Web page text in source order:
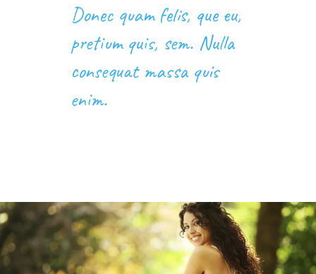
Donec quam felis, que eu,
pretium quis, sem. Nulla
consequat massa quis
enim.